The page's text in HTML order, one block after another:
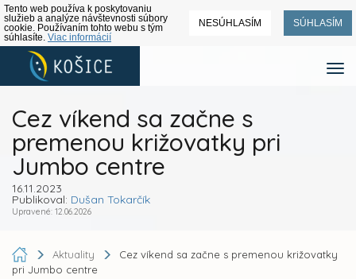
Tento web používa k poskytovaniu
služieb a analýze návštevnosti súbory
cookie. Používaním tohto webu s tým
súhlasíte. Viac informácií
NESÚHLASÍM SÚHLASÍM
Cez víkend sa začne s
premenou križovatky pri
Jumbo centre
16.11.2023
Publikoval: Dušan Tokarčík
Upravené: 12.06.2026
Aktuality
Cez víkend sa začne s premenou križovatky
pri Jumbo centre